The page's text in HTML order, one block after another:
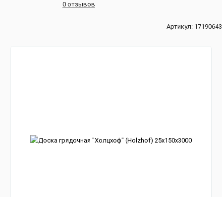
Артикул: 17190643
0 отзывов